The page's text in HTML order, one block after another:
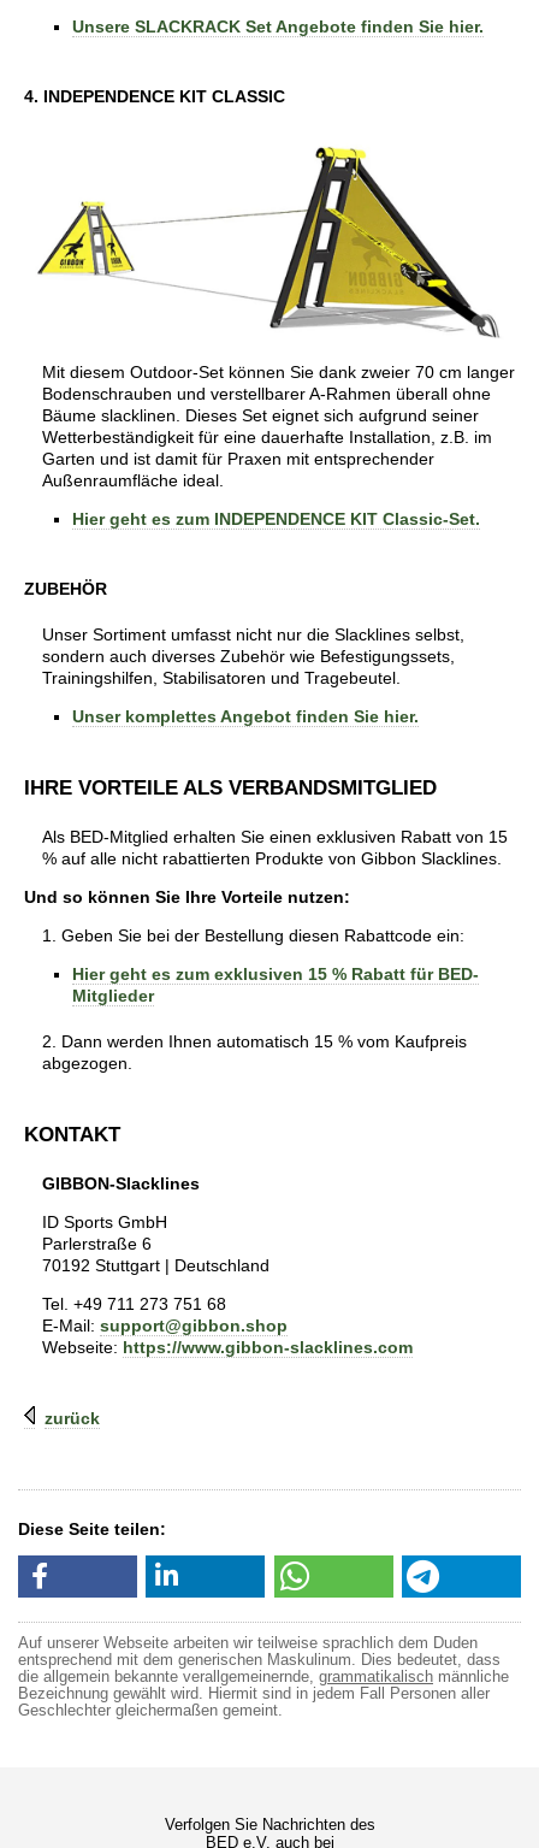
Unsere SLACKRACK Set Angebote finden Sie hier.
4. INDEPENDENCE KIT CLASSIC
Mit diesem Outdoor-Set können Sie dank zweier 70 cm langer
Bodenschrauben und verstellbarer A-Rahmen überall ohne
Bäume slacklinen. Dieses Set eignet sich aufgrund seiner
Wetterbeständigkeit für eine dauerhafte Installation, z.B. im
Garten und ist damit für Praxen mit entsprechender
Außenraumfläche ideal.
Hier geht es zum INDEPENDENCE KIT Classic-Set.
ZUBEHÖR
Unser Sortiment umfasst nicht nur die Slacklines selbst,
sondern auch diverses Zubehör wie Befestigungssets,
Trainingshilfen, Stabilisatoren und Tragebeutel.
Unser komplettes Angebot finden Sie hier.
IHRE VORTEILE ALS VERBANDSMITGLIED
Als BED-Mitglied erhalten Sie einen exklusiven Rabatt von 15
% auf alle nicht rabattierten Produkte von Gibbon Slacklines.
Und so können Sie Ihre Vorteile nutzen:
1. Geben Sie bei der Bestellung diesen Rabattcode ein:
Hier geht es zum exklusiven 15 % Rabatt für BED-
Mitglieder
2. Dann werden Ihnen automatisch 15 % vom Kaufpreis
abgezogen.
KONTAKT
GIBBON-Slacklines
ID Sports GmbH
Parlerstraße 6
70192 Stuttgart | Deutschland
Tel. +49 711 273 751 68
E-Mail: support@gibbon.shop
Webseite: https://www.gibbon-slacklines.com
zurück
Diese Seite teilen:
Auf unserer Webseite arbeiten wir teilweise sprachlich dem Duden
entsprechend mit dem generischen Maskulinum. Dies bedeutet, dass
die allgemein bekannte verallgemeinernde, grammatikalisch männliche
Bezeichnung gewählt wird. Hiermit sind in jedem Fall Personen aller
Geschlechter gleichermaßen gemeint.
Verfolgen Sie Nachrichten des
BED e.V. auch bei